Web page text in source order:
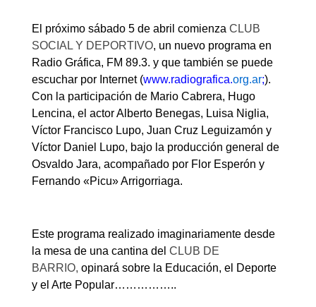
El próximo sábado 5 de abril comienza CLUB
SOCIAL Y DEPORTIVO, un nuevo programa en
Radio Gráfica, FM 89.3. y que también se puede
escuchar por Internet (www.radiografica.org.ar;).
Con la participación de Mario Cabrera, Hugo
Lencina, el actor Alberto Benegas, Luisa Niglia,
Víctor Francisco Lupo, Juan Cruz Leguizamón y
Víctor Daniel Lupo, bajo la producción general de
Osvaldo Jara, acompañado por Flor Esperón y
Fernando «Picu» Arrigorriaga.
Este programa realizado imaginariamente desde
la mesa de una cantina del CLUB DE
BARRIO, opinará sobre la Educación, el Deporte
y el Arte Popular……………..